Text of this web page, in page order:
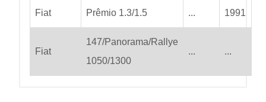
Fiat Prêmio 1.3/1.5 ... 1991
Fiat
147/Panorama/Rallye
1050/1300
... ...